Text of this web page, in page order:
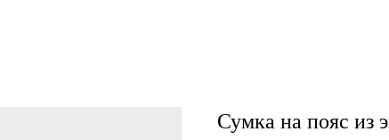
Сумка на пояс из